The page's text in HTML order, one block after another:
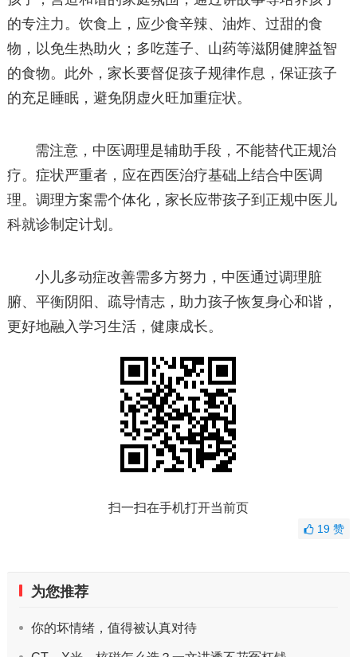
的专注力。饮食上，应少食辛辣、油炸、过甜的食
物，以免生热助火；多吃莲子、山药等滋阴健脾益智
的食物。此外，家长要督促孩子规律作息，保证孩子
的充足睡眠，避免阴虚火旺加重症状。
需注意，中医调理是辅助手段，不能替代正规治
疗。症状严重者，应在西医治疗基础上结合中医调
理。调理方案需个体化，家长应带孩子到正规中医儿
科就诊制定计划。
小儿多动症改善需多方努力，中医通过调理脏
腑、平衡阴阳、疏导情志，助力孩子恢复身心和谐，
更好地融入学习生活，健康成长。
扫一扫在手机打开当前页
19赞
为您推荐
你的坏情绪，值得被认真对待